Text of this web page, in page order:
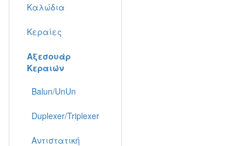
Καλώδια
Κεραίες
Αξεσουάρ
Κεραιών
Balun/UnUn
Duplexer/Triplexer
Αντιστατική